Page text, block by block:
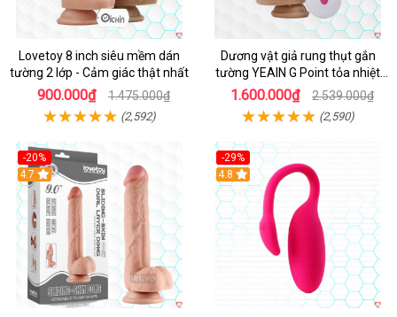
Lovetoy 8 inch siêu mềm dán
tường 2 lớp - Cảm giác thật nhất
900.000₫ 1.475.000₫
(2,592)
Dương vật giả rung thụt gắn
tường YEAIN G Point tỏa nhiệt
điều khiển từ xa
1.600.000₫ 2.539.000₫
(2,590)
-20%
Hot
4.7
-29%
Hot
4.8